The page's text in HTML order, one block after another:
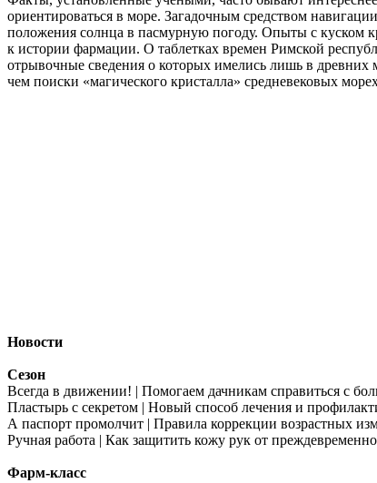
ориентироваться в море. Загадочным средством
положения солнца в пасмурную погоду. Опыты с куском
к истории фармации. О таблетках времен Римской
отрывочные сведения о которых имелись лишь в древних
чем поиски «магического кристалла» средневековых
Новости
Сезон
Всегда в движении! | Помогаем дачникам справиться с
Пластырь с секретом | Новый способ лечения и
А паспорт промолчит | Правила коррекции возрастных
Ручная работа | Как защитить кожу рук от
Фарм-класс